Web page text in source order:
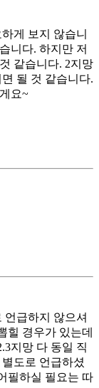
게 보지 않습니
니다. 하지만 저
같습니다. 2지망
될 것 같습니다.
요~
언급하지 않으셔
힐 경우가 있는데
지망 다 동일 직
도로 언급하셨
필하실 필요는 따